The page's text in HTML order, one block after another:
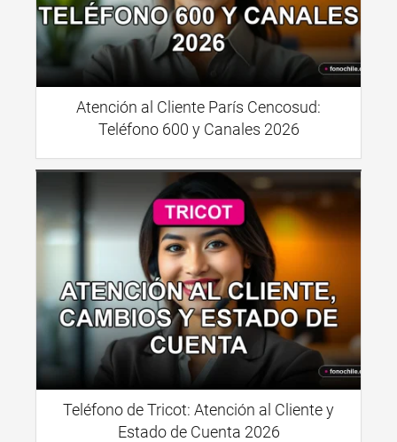
Atención al Cliente París Cencosud:
Teléfono 600 y Canales 2026
Teléfono de Tricot: Atención al Cliente y
Estado de Cuenta 2026